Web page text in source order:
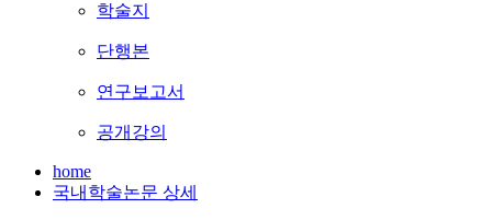
학술지
단행본
연구보고서
공개강의
home
국내학술논문 상세